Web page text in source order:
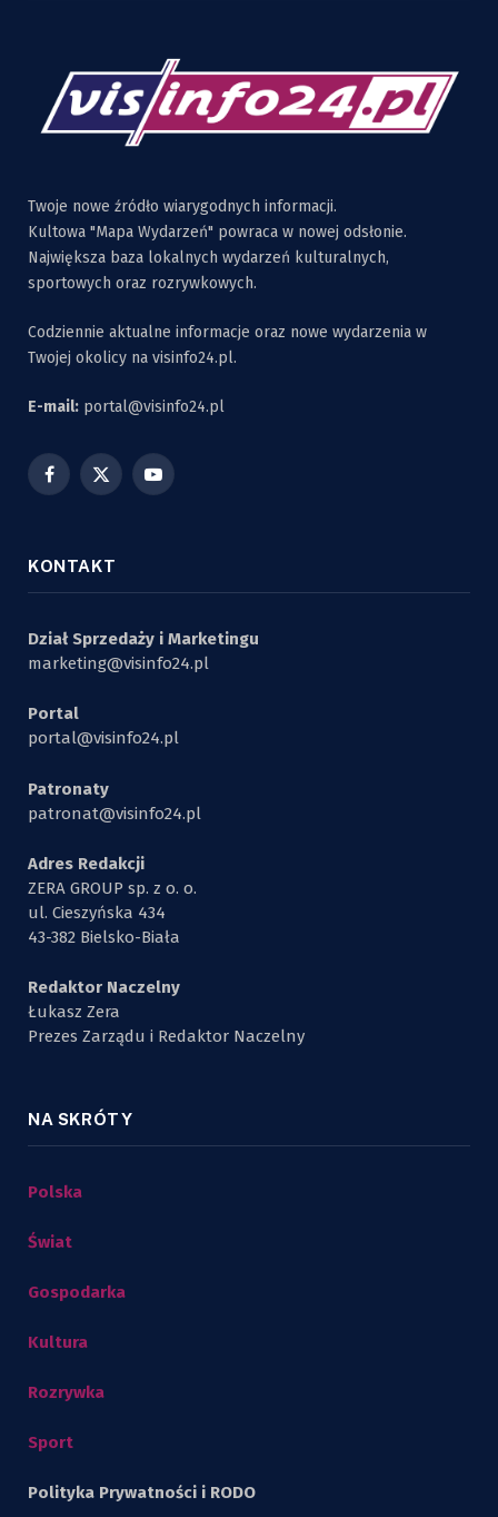
Twoje nowe źródło wiarygodnych informacji.
Kultowa "Mapa Wydarzeń" powraca w nowej odsłonie.
Największa baza lokalnych wydarzeń kulturalnych,
sportowych oraz rozrywkowych.
Codziennie aktualne informacje oraz nowe wydarzenia w
Twojej okolicy na visinfo24.pl.
E-mail: portal@visinfo24.pl
Facebook
X
YouTube
KONTAKT
Dział Sprzedaży i Marketingu
marketing@visinfo24.pl
Portal
portal@visinfo24.pl
Patronaty
patronat@visinfo24.pl
Adres Redakcji
ZERA GROUP sp. z o. o.
ul. Cieszyńska 434
43-382 Bielsko-Biała
Redaktor Naczelny
Łukasz Zera
Prezes Zarządu i Redaktor Naczelny
NA SKRÓTY
Polska
Świat
Gospodarka
Kultura
Rozrywka
Sport
Polityka Prywatności i RODO